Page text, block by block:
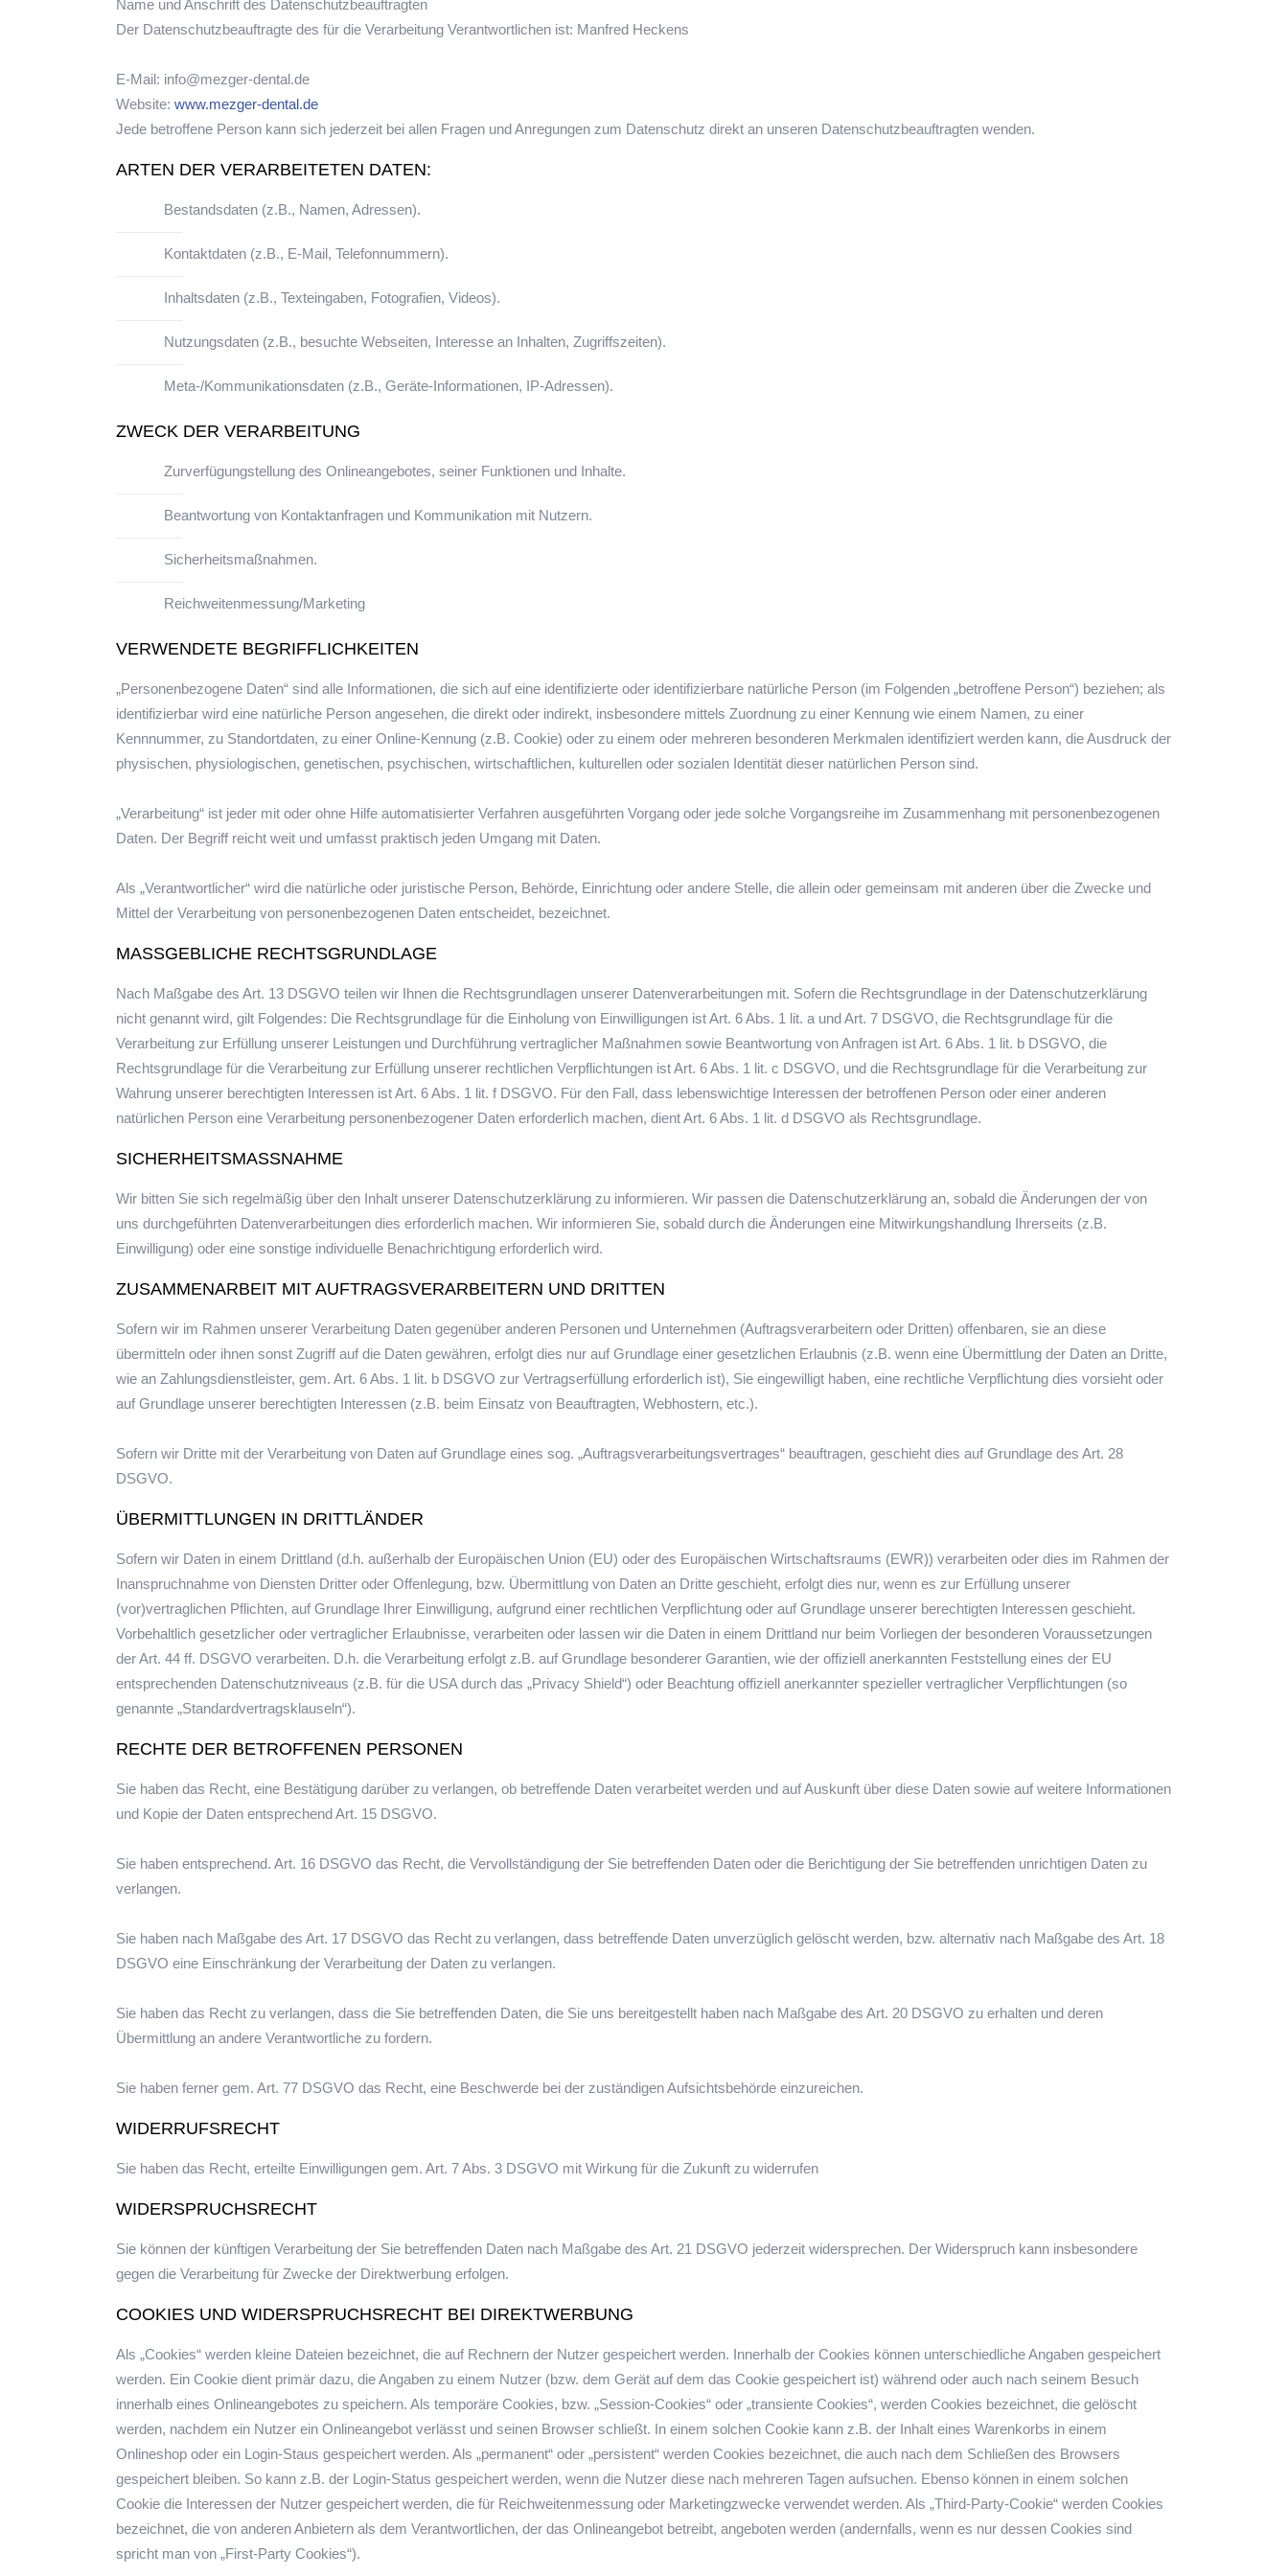
Name und Anschrift des Datenschutzbeauftragten
Der Datenschutzbeauftragte des für die Verarbeitung Verantwortlichen ist: Manfred Heckens
E-Mail: info@mezger-dental.de
Website: www.mezger-dental.de
Jede betroffene Person kann sich jederzeit bei allen Fragen und Anregungen zum Datenschutz direkt an unseren Datenschutzbeauftragten wenden.
ARTEN DER VERARBEITETEN DATEN:
Bestandsdaten (z.B., Namen, Adressen).
Kontaktdaten (z.B., E-Mail, Telefonnummern).
Inhaltsdaten (z.B., Texteingaben, Fotografien, Videos).
Nutzungsdaten (z.B., besuchte Webseiten, Interesse an Inhalten, Zugriffszeiten).
Meta-/Kommunikationsdaten (z.B., Geräte-Informationen, IP-Adressen).
ZWECK DER VERARBEITUNG
Zurverfügungstellung des Onlineangebotes, seiner Funktionen und Inhalte.
Beantwortung von Kontaktanfragen und Kommunikation mit Nutzern.
Sicherheitsmaßnahmen.
Reichweitenmessung/Marketing
VERWENDETE BEGRIFFLICHKEITEN
„Personenbezogene Daten“ sind alle Informationen, die sich auf eine identifizierte oder identifizierbare natürliche Person (im Folgenden „betroffene Person“) beziehen; als
identifizierbar wird eine natürliche Person angesehen, die direkt oder indirekt, insbesondere mittels Zuordnung zu einer Kennung wie einem Namen, zu einer
Kennnummer, zu Standortdaten, zu einer Online-Kennung (z.B. Cookie) oder zu einem oder mehreren besonderen Merkmalen identifiziert werden kann, die Ausdruck der
physischen, physiologischen, genetischen, psychischen, wirtschaftlichen, kulturellen oder sozialen Identität dieser natürlichen Person sind.
„Verarbeitung“ ist jeder mit oder ohne Hilfe automatisierter Verfahren ausgeführten Vorgang oder jede solche Vorgangsreihe im Zusammenhang mit personenbezogenen
Daten. Der Begriff reicht weit und umfasst praktisch jeden Umgang mit Daten.
Als „Verantwortlicher“ wird die natürliche oder juristische Person, Behörde, Einrichtung oder andere Stelle, die allein oder gemeinsam mit anderen über die Zwecke und
Mittel der Verarbeitung von personenbezogenen Daten entscheidet, bezeichnet.
MASSGEBLICHE RECHTSGRUNDLAGE
Nach Maßgabe des Art. 13 DSGVO teilen wir Ihnen die Rechtsgrundlagen unserer Datenverarbeitungen mit. Sofern die Rechtsgrundlage in der Datenschutzerklärung
nicht genannt wird, gilt Folgendes: Die Rechtsgrundlage für die Einholung von Einwilligungen ist Art. 6 Abs. 1 lit. a und Art. 7 DSGVO, die Rechtsgrundlage für die
Verarbeitung zur Erfüllung unserer Leistungen und Durchführung vertraglicher Maßnahmen sowie Beantwortung von Anfragen ist Art. 6 Abs. 1 lit. b DSGVO, die
Rechtsgrundlage für die Verarbeitung zur Erfüllung unserer rechtlichen Verpflichtungen ist Art. 6 Abs. 1 lit. c DSGVO, und die Rechtsgrundlage für die Verarbeitung zur
Wahrung unserer berechtigten Interessen ist Art. 6 Abs. 1 lit. f DSGVO. Für den Fall, dass lebenswichtige Interessen der betroffenen Person oder einer anderen
natürlichen Person eine Verarbeitung personenbezogener Daten erforderlich machen, dient Art. 6 Abs. 1 lit. d DSGVO als Rechtsgrundlage.
SICHERHEITSMASSNAHME
Wir bitten Sie sich regelmäßig über den Inhalt unserer Datenschutzerklärung zu informieren. Wir passen die Datenschutzerklärung an, sobald die Änderungen der von
uns durchgeführten Datenverarbeitungen dies erforderlich machen. Wir informieren Sie, sobald durch die Änderungen eine Mitwirkungshandlung Ihrerseits (z.B.
Einwilligung) oder eine sonstige individuelle Benachrichtigung erforderlich wird.
ZUSAMMENARBEIT MIT AUFTRAGSVERARBEITERN UND DRITTEN
Sofern wir im Rahmen unserer Verarbeitung Daten gegenüber anderen Personen und Unternehmen (Auftragsverarbeitern oder Dritten) offenbaren, sie an diese
übermitteln oder ihnen sonst Zugriff auf die Daten gewähren, erfolgt dies nur auf Grundlage einer gesetzlichen Erlaubnis (z.B. wenn eine Übermittlung der Daten an Dritte,
wie an Zahlungsdienstleister, gem. Art. 6 Abs. 1 lit. b DSGVO zur Vertragserfüllung erforderlich ist), Sie eingewilligt haben, eine rechtliche Verpflichtung dies vorsieht oder
auf Grundlage unserer berechtigten Interessen (z.B. beim Einsatz von Beauftragten, Webhostern, etc.).
Sofern wir Dritte mit der Verarbeitung von Daten auf Grundlage eines sog. „Auftragsverarbeitungsvertrages“ beauftragen, geschieht dies auf Grundlage des Art. 28
DSGVO.
ÜBERMITTLUNGEN IN DRITTLÄNDER
Sofern wir Daten in einem Drittland (d.h. außerhalb der Europäischen Union (EU) oder des Europäischen Wirtschaftsraums (EWR)) verarbeiten oder dies im Rahmen der
Inanspruchnahme von Diensten Dritter oder Offenlegung, bzw. Übermittlung von Daten an Dritte geschieht, erfolgt dies nur, wenn es zur Erfüllung unserer
(vor)vertraglichen Pflichten, auf Grundlage Ihrer Einwilligung, aufgrund einer rechtlichen Verpflichtung oder auf Grundlage unserer berechtigten Interessen geschieht.
Vorbehaltlich gesetzlicher oder vertraglicher Erlaubnisse, verarbeiten oder lassen wir die Daten in einem Drittland nur beim Vorliegen der besonderen Voraussetzungen
der Art. 44 ff. DSGVO verarbeiten. D.h. die Verarbeitung erfolgt z.B. auf Grundlage besonderer Garantien, wie der offiziell anerkannten Feststellung eines der EU
entsprechenden Datenschutzniveaus (z.B. für die USA durch das „Privacy Shield“) oder Beachtung offiziell anerkannter spezieller vertraglicher Verpflichtungen (so
genannte „Standardvertragsklauseln“).
RECHTE DER BETROFFENEN PERSONEN
Sie haben das Recht, eine Bestätigung darüber zu verlangen, ob betreffende Daten verarbeitet werden und auf Auskunft über diese Daten sowie auf weitere Informationen
und Kopie der Daten entsprechend Art. 15 DSGVO.
Sie haben entsprechend. Art. 16 DSGVO das Recht, die Vervollständigung der Sie betreffenden Daten oder die Berichtigung der Sie betreffenden unrichtigen Daten zu
verlangen.
Sie haben nach Maßgabe des Art. 17 DSGVO das Recht zu verlangen, dass betreffende Daten unverzüglich gelöscht werden, bzw. alternativ nach Maßgabe des Art. 18
DSGVO eine Einschränkung der Verarbeitung der Daten zu verlangen.
Sie haben das Recht zu verlangen, dass die Sie betreffenden Daten, die Sie uns bereitgestellt haben nach Maßgabe des Art. 20 DSGVO zu erhalten und deren
Übermittlung an andere Verantwortliche zu fordern.
Sie haben ferner gem. Art. 77 DSGVO das Recht, eine Beschwerde bei der zuständigen Aufsichtsbehörde einzureichen.
WIDERRUFSRECHT
Sie haben das Recht, erteilte Einwilligungen gem. Art. 7 Abs. 3 DSGVO mit Wirkung für die Zukunft zu widerrufen
WIDERSPRUCHSRECHT
Sie können der künftigen Verarbeitung der Sie betreffenden Daten nach Maßgabe des Art. 21 DSGVO jederzeit widersprechen. Der Widerspruch kann insbesondere
gegen die Verarbeitung für Zwecke der Direktwerbung erfolgen.
COOKIES UND WIDERSPRUCHSRECHT BEI DIREKTWERBUNG
Als „Cookies“ werden kleine Dateien bezeichnet, die auf Rechnern der Nutzer gespeichert werden. Innerhalb der Cookies können unterschiedliche Angaben gespeichert
werden. Ein Cookie dient primär dazu, die Angaben zu einem Nutzer (bzw. dem Gerät auf dem das Cookie gespeichert ist) während oder auch nach seinem Besuch
innerhalb eines Onlineangebotes zu speichern. Als temporäre Cookies, bzw. „Session-Cookies“ oder „transiente Cookies“, werden Cookies bezeichnet, die gelöscht
werden, nachdem ein Nutzer ein Onlineangebot verlässt und seinen Browser schließt. In einem solchen Cookie kann z.B. der Inhalt eines Warenkorbs in einem
Onlineshop oder ein Login-Staus gespeichert werden. Als „permanent“ oder „persistent“ werden Cookies bezeichnet, die auch nach dem Schließen des Browsers
gespeichert bleiben. So kann z.B. der Login-Status gespeichert werden, wenn die Nutzer diese nach mehreren Tagen aufsuchen. Ebenso können in einem solchen
Cookie die Interessen der Nutzer gespeichert werden, die für Reichweitenmessung oder Marketingzwecke verwendet werden. Als „Third-Party-Cookie“ werden Cookies
bezeichnet, die von anderen Anbietern als dem Verantwortlichen, der das Onlineangebot betreibt, angeboten werden (andernfalls, wenn es nur dessen Cookies sind
spricht man von „First-Party Cookies“).